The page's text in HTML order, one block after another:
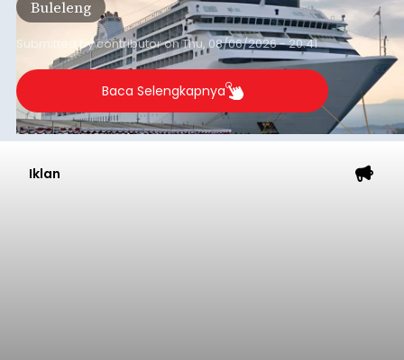
dibandingkan periode yang sama tahun lalu
yang tercatat sebesar 1,32 juta GT.
Buleleng
Submitted bycontributoronThu, 08/06/2026 - 20:41
Baca Selengkapnya
Iklan